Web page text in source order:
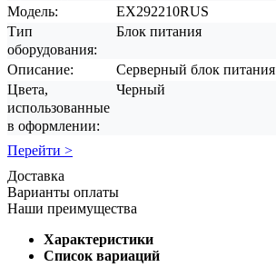
Модель:
EX292210RUS
Тип
оборудования:
Блок питания
Описание:
Серверный блок питания
Цвета,
использованные
в оформлении:
Черный
Перейти >
Доставка
Варианты оплаты
Наши преимущества
Характеристики
Список вариаций